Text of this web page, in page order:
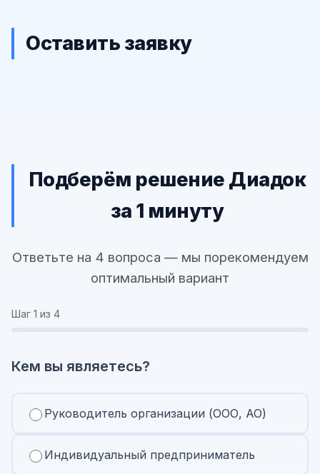
Оставить заявку
Подберём решение Диадок
за 1 минуту
Ответьте на 4 вопроса — мы порекомендуем
оптимальный вариант
Шаг 1 из 4
Кем вы являетесь?
Руководитель организации (ООО, АО)
Индивидуальный предприниматель